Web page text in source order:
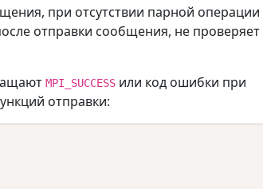
при отсутствии парной операции
отправки сообщения, не проверяет
MPI_SUCCESS или код ошибки при
отправки: